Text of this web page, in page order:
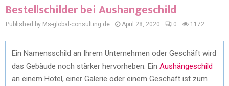
Bestellschilder bei Aushangeschild
Published by Ms-global-consulting.de April 28, 2020 0 1172
Ein Namensschild an Ihrem Unternehmen oder Geschäft wird
das Gebäude noch stärker hervorheben. Ein Aushängeschild
an einem Hotel, einer Galerie oder einem Geschäft ist zum